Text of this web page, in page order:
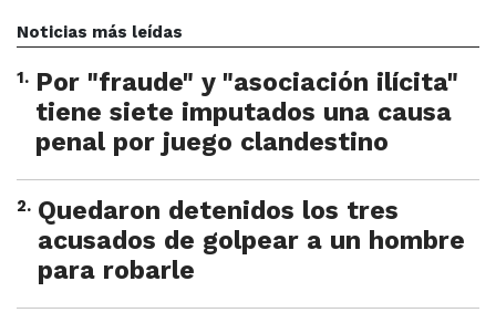
Noticias más leídas
1. Por "fraude" y "asociación ilícita"
tiene siete imputados una causa
penal por juego clandestino
2. Quedaron detenidos los tres
acusados de golpear a un hombre
para robarle